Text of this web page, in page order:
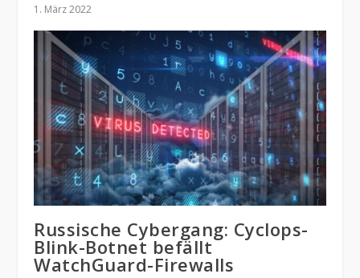
1. März 2022
Russische Cybergang: Cyclops-
Blink-Botnet befällt
WatchGuard-Firewalls